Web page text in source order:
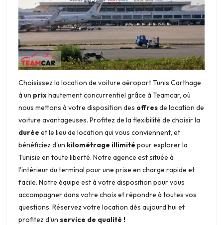
Choisissez la location de voiture aéroport Tunis Carthage
à un prixhautement concurrentiel grâce à Teamcar, où
nous mettons à votre disposition des offresde location de
voiture avantageuses. Profitez de la flexibilité de choisir la
durée et le lieu de location qui vous conviennent, et
bénéficiez d'un kilométrage illimité pour explorer la
Tunisie en toute liberté. Notre agence est située à
l'intérieur du terminal pour une prise en charge rapide et
facile. Notre équipe est à votre disposition pour vous
accompagner dans votre choix et répondre à toutes vos
questions. Réservez votre location dès aujourd'hui et
profitez d'un service de qualité !